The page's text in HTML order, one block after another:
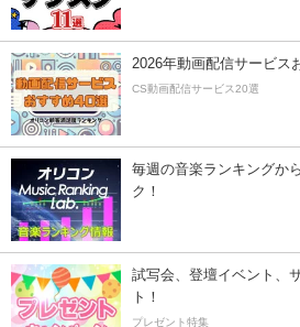
2026年動画配信サービス
CS動画配信サービス20選
毎週の音楽ランキングか
ク！
試写会、登壇イベント、
ト！
プレゼント特集